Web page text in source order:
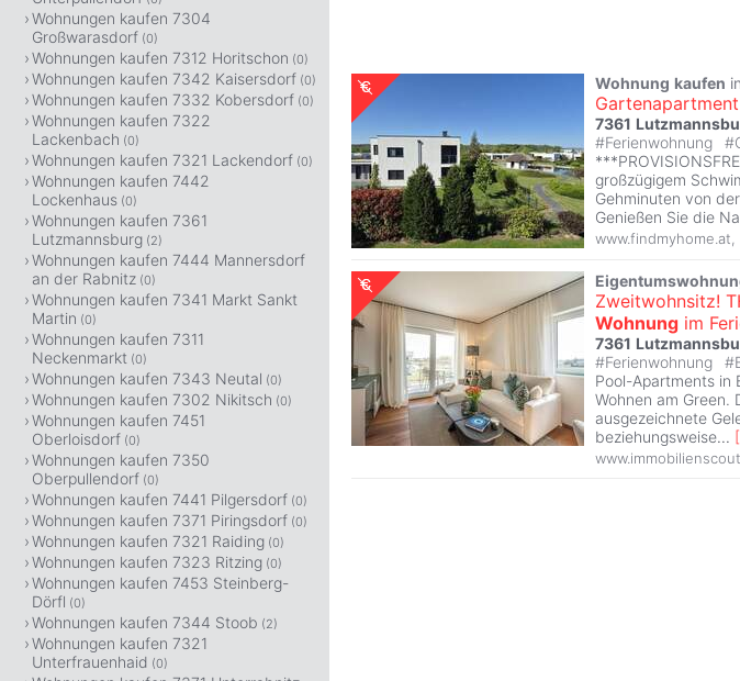
Wohnung kaufen in
7361
#Ferienwohnung #
großzügigem
Gehminuten von
Genießen Sie die
www.findmyhome.at
Zweitwohnsitz!
Wohnung im
7361
#Ferienwohnung #
Pool-Apartments in
Wohnen am Green.
ausgezeichnete
beziehungsweise... [
Wohnungen kaufen 7304
Großwarasdorf (0)
Wohnungen kaufen 7312 Horitschon (0)
Wohnungen kaufen 7342 Kaisersdorf (0)
Wohnungen kaufen 7332 Kobersdorf (0)
Wohnungen kaufen 7322
Lackenbach (0)
Wohnungen kaufen 7321 Lackendorf (0)
Wohnungen kaufen 7442
Lockenhaus (0)
Wohnungen kaufen 7361
Lutzmannsburg (2)
Wohnungen kaufen 7444 Mannersdorf
an der Rabnitz (0)
Wohnungen kaufen 7341 Markt Sankt
Martin (0)
Wohnungen kaufen 7311
Neckenmarkt (0)
Wohnungen kaufen 7343 Neutal (0)
Wohnungen kaufen 7302 Nikitsch (0)
Wohnungen kaufen 7451
Oberloisdorf (0)
Wohnungen kaufen 7350
Oberpullendorf (0)
Wohnungen kaufen 7441 Pilgersdorf (0)
Wohnungen kaufen 7371 Piringsdorf (0)
Wohnungen kaufen 7321 Raiding (0)
Wohnungen kaufen 7323 Ritzing (0)
Wohnungen kaufen 7453 Steinberg-
Dörfl (0)
Wohnungen kaufen 7344 Stoob (2)
Wohnungen kaufen 7321
Unterfrauenhaid (0)